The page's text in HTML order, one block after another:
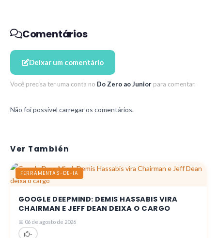
Comentários
Deixar um comentário
Você precisa ter uma conta no Do Zero ao Junior para comentar.
Não foi possível carregar os comentários.
Ver También
FERRAMENTAS-DE-IA
GOOGLE DEEPMIND: DEMIS HASSABIS VIRA
CHAIRMAN E JEFF DEAN DEIXA O CARGO
📅 06 de agosto de 2026
-